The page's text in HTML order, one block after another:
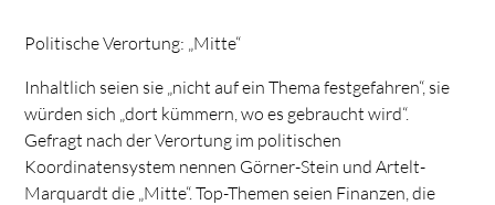
Politische Verortung: „Mitte“
Inhaltlich seien sie „nicht auf ein Thema festgefahren“, sie
würden sich „dort kümmern, wo es gebraucht wird“.
Gefragt nach der Verortung im politischen
Koordinatensystem nennen Görner-Stein und Artelt-
Marquardt die „Mitte“. Top-Themen seien Finanzen, die